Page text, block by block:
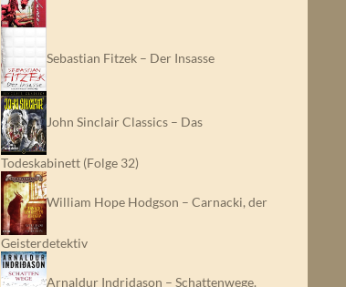
Sebastian Fitzek – Der Insasse
John Sinclair Classics – Das
Todeskabinett (Folge 32)
William Hope Hodgson – Carnacki, der
Geisterdetektiv
Arnaldur Indridason – Schattenwege.